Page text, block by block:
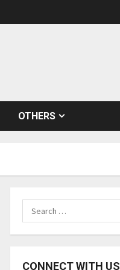
OTHERS
Search
for:
CONNECT WITH US